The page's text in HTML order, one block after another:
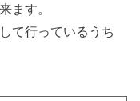
ます。
て行っているうち